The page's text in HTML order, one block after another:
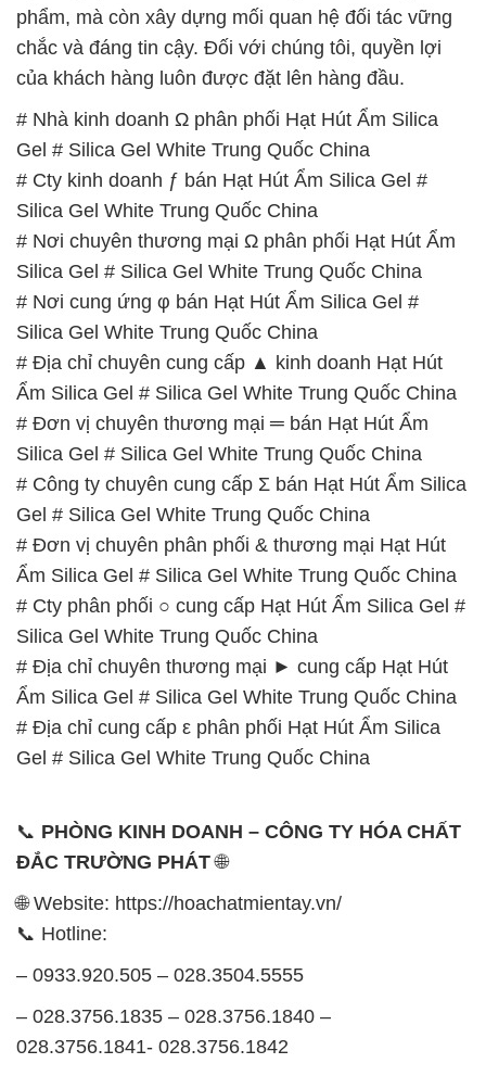
phẩm, mà còn xây dựng mối quan hệ đối tác vững
chắc và đáng tin cậy. Đối với chúng tôi, quyền lợi
của khách hàng luôn được đặt lên hàng đầu.
# Nhà kinh doanh Ω phân phối Hạt Hút Ẩm Silica
Gel # Silica Gel White Trung Quốc China
# Cty kinh doanh ƒ bán Hạt Hút Ẩm Silica Gel #
Silica Gel White Trung Quốc China
# Nơi chuyên thương mại Ω phân phối Hạt Hút Ẩm
Silica Gel # Silica Gel White Trung Quốc China
# Nơi cung ứng φ bán Hạt Hút Ẩm Silica Gel #
Silica Gel White Trung Quốc China
# Địa chỉ chuyên cung cấp ▲ kinh doanh Hạt Hút
Ẩm Silica Gel # Silica Gel White Trung Quốc China
# Đơn vị chuyên thương mại ═ bán Hạt Hút Ẩm
Silica Gel # Silica Gel White Trung Quốc China
# Công ty chuyên cung cấp Σ bán Hạt Hút Ẩm Silica
Gel # Silica Gel White Trung Quốc China
# Đơn vị chuyên phân phối & thương mại Hạt Hút
Ẩm Silica Gel # Silica Gel White Trung Quốc China
# Cty phân phối ○ cung cấp Hạt Hút Ẩm Silica Gel #
Silica Gel White Trung Quốc China
# Địa chỉ chuyên thương mại ► cung cấp Hạt Hút
Ẩm Silica Gel # Silica Gel White Trung Quốc China
# Địa chỉ cung cấp ε phân phối Hạt Hút Ẩm Silica
Gel # Silica Gel White Trung Quốc China
📞 PHÒNG KINH DOANH – CÔNG TY HÓA CHẤT
ĐẮC TRƯỜNG PHÁT🌐
🌐 Website: https://hoachatmientay.vn/
📞 Hotline:
– 0933.920.505 – 028.3504.5555
– 028.3756.1835 – 028.3756.1840 –
028.3756.1841- 028.3756.1842